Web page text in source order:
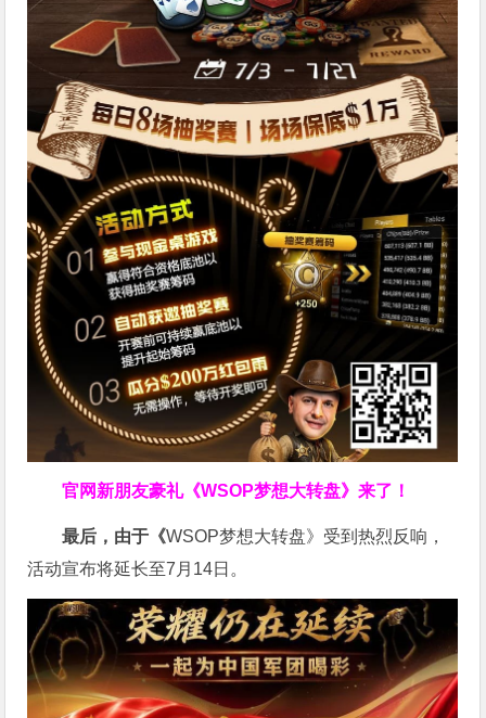
官网新朋友豪礼《WSOP梦想大转盘》来了！
最后，由于《WSOP梦想大转盘》受到热烈反响，
活动宣布将延长至7月14日。